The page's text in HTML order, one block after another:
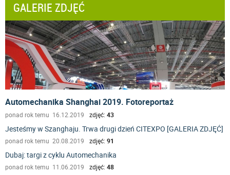
GALERIE ZDJĘĆ
Automechanika Shanghai 2019. Fotoreportaż
ponad rok temu 16.12.2019 zdjęć: 43
Jesteśmy w Szanghaju. Trwa drugi dzień CITEXPO [GALERIA ZDJĘĆ]
ponad rok temu 20.08.2019 zdjęć: 91
Dubaj: targi z cyklu Automechanika
ponad rok temu 11.06.2019 zdjęć: 48